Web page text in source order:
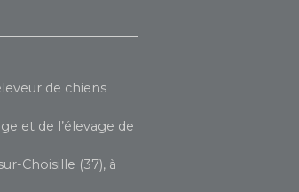
de chiens
et de l’élevage de
Choisille (37), à